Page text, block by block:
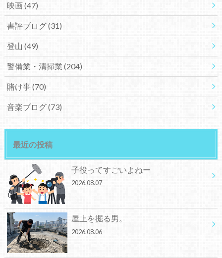
映画(47)
書評ブログ(31)
登山 (49)
警備業・清掃業 (204)
賭け事(70)
音楽ブログ(73)
最近の投稿
子役ってすごいよねー
2026.08.07
屋上を掘る男。
2026.08.06